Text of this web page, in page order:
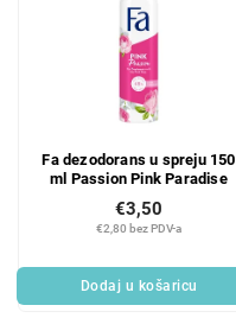
Fa dezodorans u spreju 150
ml Passion Pink Paradise
€2,80 bez PDV-a
€3,50
Dodaj u košaricu